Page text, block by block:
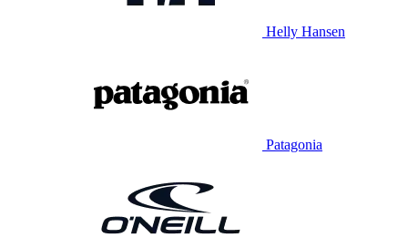
Helly Hansen
Patagonia